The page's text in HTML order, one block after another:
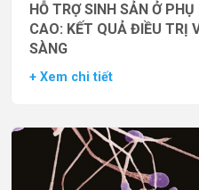
HỖ TRỢ SINH SẢN Ở
CAO: KẾT QUẢ ĐIỀU TRỊ
SÀNG
+ Xem chi tiết